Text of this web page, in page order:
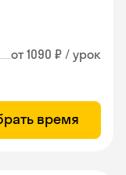
от 1090 ₽ / урок
время